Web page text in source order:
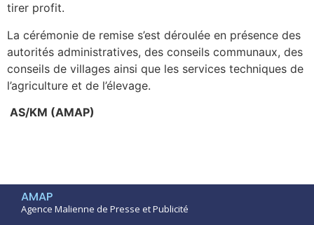
tirer profit.
La cérémonie de remise s’est déroulée en présence des
autorités administratives, des conseils communaux, des
conseils de villages ainsi que les services techniques de
l’agriculture et de l’élevage.
AS/KM (AMAP)
AMAP
Agence Malienne de Presse et Publicité